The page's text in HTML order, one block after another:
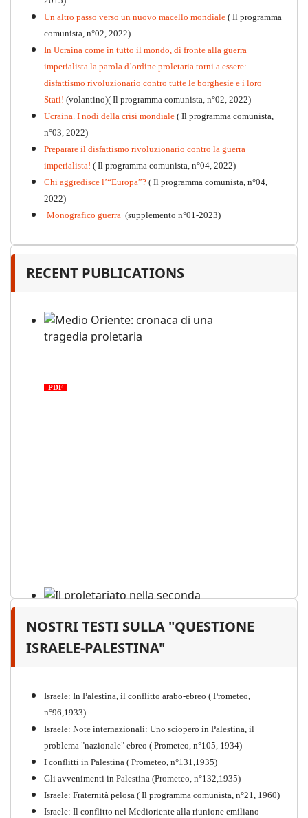
Kommunistisches Programm
PDF n°10 - 2026
Un altro passo verso un nuovo macello mondiale ( Il programma
comunista, n°02, 2022)
In Ucraina come in tutto il mondo, di fronte alla guerra
imperialista la parola d’ordine proletaria torni a essere:
disfattismo rivoluzionario contro tutte le borghesie e i loro
Stati! (volantino)( Il programma comunista, n°02, 2022)
Ucraina. I nodi della crisi mondiale ( Il programma comunista,
n°03, 2022)
Preparare il disfattismo rivoluzionario contro la guerra
imperialista! ( Il programma comunista, n°04, 2022)
Chi aggredisce l’“Europa”? ( Il programma comunista, n°04,
2022)
Monografico guerra (supplemento n°01-2023)
RECENT PUBLICATIONS
PDF
Il proletariato nella seconda
guerra mondiale e nella
NOSTRI TESTI SULLA "QUESTIONE
ISRAELE-PALESTINA"
Israele: In Palestina, il conflitto arabo-ebreo ( Prometeo,
n°96,1933)
Israele: Note internazionali: Uno sciopero in Palestina, il
problema "nazionale" ebreo ( Prometeo, n°105, 1934)
I conflitti in Palestina ( Prometeo, n°131,1935)
Gli avvenimenti in Palestina (Prometeo, n°132,1935)
Israele: Fraternità pelosa ( Il programma comunista, n°21, 1960)
Israele: Il conflitto nel Medioriente alla riunione emiliano-